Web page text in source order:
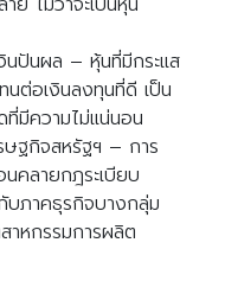
ปันผล – หุ้นที่มีกระแส
นต่อเงินลงทุนที่ดี เป็น
ที่มีความไม่แน่นอน
ษฐกิจสหรัฐฯ – การ
คลายกฎระเบียบ
บภาคธุรกิจบางกลุ่ม
าหกรรมการผลิต